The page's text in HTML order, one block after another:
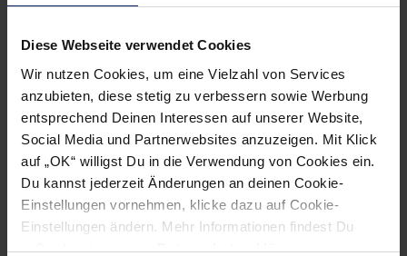
Diese Webseite verwendet Cookies
Wir nutzen Cookies, um eine Vielzahl von Services
anzubieten, diese stetig zu verbessern sowie Werbung
entsprechend Deinen Interessen auf unserer Website,
Social Media und Partnerwebsites anzuzeigen. Mit Klick
auf „OK“ willigst Du in die Verwendung von Cookies ein.
Du kannst jederzeit Änderungen an deinen Cookie-
Einstellungen vornehmen, klicke dazu auf Cookie-
Einstellungen ändern. Mehr Informationen findest Du
außerdem in unsererDatenschutzerklärung.
Wenn du per E-Mail über Aktuelles aus der Löwenwelt
informiert werden willst, kannst du den Rhein-Neckar Löwen
Newsletter hier abonnieren.
Post
navigation
previous
News:
Löwen
Alle News anzeigen
newst
News:
Löwen